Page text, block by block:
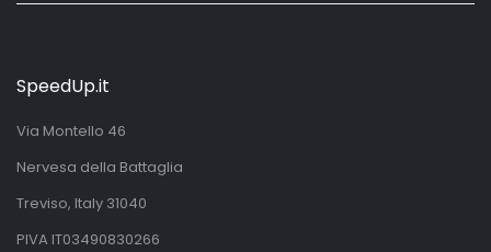
SpeedUp.it
Via Montello 46
Nervesa della Battaglia
Treviso, Italy 31040
PIVA IT03490830266